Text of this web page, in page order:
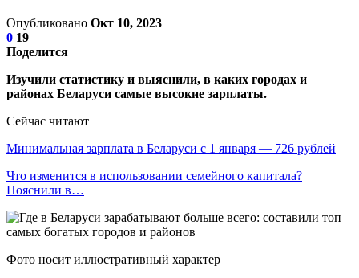
Опубликовано Окт 10, 2023
0 19
Поделится
Изучили статистику и выяснили, в каких городах и
районах Беларуси самые высокие зарплаты.
Сейчас читают
Минимальная зарплата в Беларуси с 1 января — 726 рублей
Что изменится в использовании семейного капитала?
Пояснили в…
Фото носит иллюстративный характер